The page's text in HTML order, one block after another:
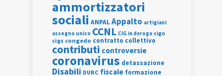
ammortizzatori
sociali ANPALAppalto artigiani
assegno unico CCNL CIG in deroga cigo
cigs congedo contratto collettivo
contributi controversie
coronavirus detassazione
Disabili DURC fiscale formazione